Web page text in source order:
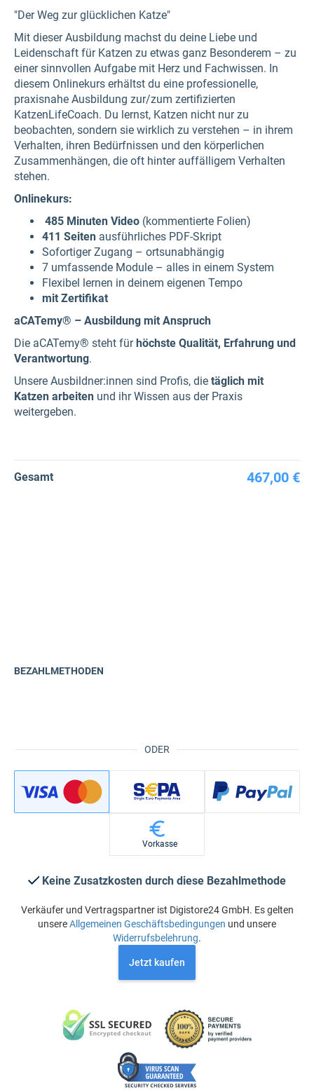
"Der Weg zur glücklichen Katze"
Mit dieser Ausbildung machst du deine Liebe und
Leidenschaft für Katzen zu etwas ganz Besonderem – zu
einer sinnvollen Aufgabe mit Herz und Fachwissen. In
diesem Onlinekurs erhältst du eine professionelle,
praxisnahe Ausbildung zur/zum zertifizierten
KatzenLifeCoach. Du lernst, Katzen nicht nur zu
beobachten, sondern sie wirklich zu verstehen – in ihrem
Verhalten, ihren Bedürfnissen und den körperlichen
Zusammenhängen, die oft hinter auffälligem Verhalten
stehen.
Onlinekurs:
485 Minuten Video (kommentierte Folien)
411 Seiten ausführliches PDF-Skript
Sofortiger Zugang – ortsunabhängig
7 umfassende Module – alles in einem System
Flexibel lernen in deinem eigenen Tempo
mit Zertifikat
aCATemy® – Ausbildung mit Anspruch
Die aCATemy® steht fürhöchste Qualität, Erfahrung und
Verantwortung.
Unsere Ausbildner:innen sind Profis, die täglich mit
Katzen arbeiten und ihr Wissen aus der Praxis
weitergeben.
Gesamt 467,00 €
ODER
BEZAHLMETHODEN
Vorkasse
Keine Zusatzkosten durch diese Bezahlmethode
Verkäufer und Vertragspartner ist Digistore24 GmbH. Es gelten
unsereAllgemeinen Geschäftsbedingungen und unsere
Widerrufsbelehrung.
Jetzt kaufen